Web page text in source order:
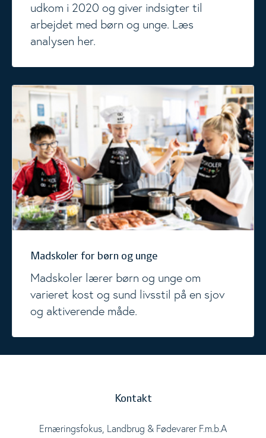
udkom i 2020 og giver indsigter til
arbejdet med børn og unge. Læs
analysen her.
Madskoler for børn og unge
Madskoler lærer børn og unge om
varieret kost og sund livsstil på en sjov
og aktiverende måde.
Madskoler for børn og unge
Kontakt
Ernæringsfokus, Landbrug & Fødevarer F.m.b.A